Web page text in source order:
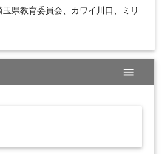
県教育委員会、カワイ川口、ミリ
menu